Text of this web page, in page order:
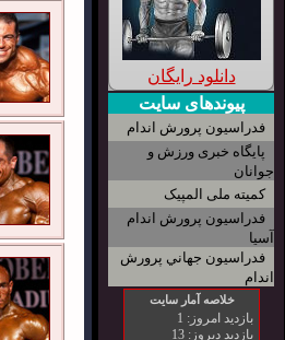
دانلود رایگان
پیوندهای سایت
فدراسیون پرورش اندام
پایگاه خبری ورزش و
جوانان
کمیته ملی المپیک
فدراسیون پرورش اندام
آسیا
فدراسیون جهاني پرورش
اندام